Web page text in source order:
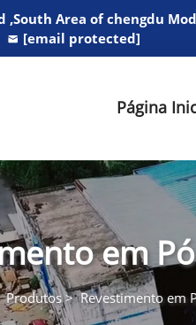
,South Area of chengdu
[email protected]
Página
em
Produtos>Revestimento em